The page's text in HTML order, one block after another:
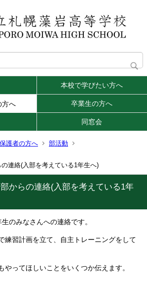
本校で学びたい方へ
方へ 卒業生の方へ
同窓会
護者の方へ
部活動
連絡(入部を考えている1年生へ)
からの連絡(入部を考えている1年
のみなさんへの連絡です。
練習計画を立て、自主トレーニングをして
やってほしいことをいくつか伝えます。